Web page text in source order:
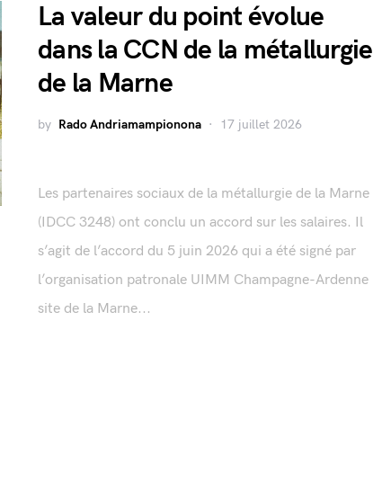
La valeur du point évolue
dans la CCN de la métallurgie
de la Marne
by Rado Andriamampionona 17 juillet 2026
Les partenaires sociaux de la métallurgie de la Marne
(IDCC 3248) ont conclu un accord sur les salaires. Il
s’agit de l’accord du 5 juin 2026 qui a été signé par
l’organisation patronale UIMM Champagne-Ardenne
site de la Marne...